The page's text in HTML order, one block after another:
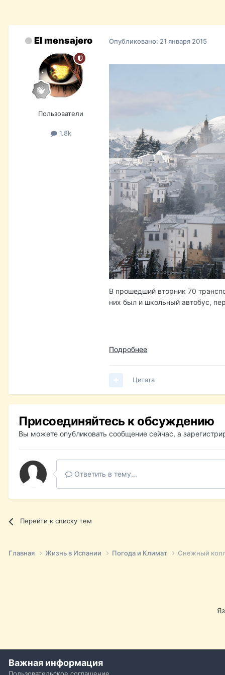
El mensajero
Пользователи
1.8k
Опубликовано: 21 января 2015
В прошедший вторник 70
них был и школьный автобус,
Подробнее
Цитата
Присоединяйтесь к обсуждению
Вы можете опубликовать сообщение сейчас, а
Ответить в тему...
Перейти к списку тем
Главная Жизнь в Испании Погода и Климат Снежный
Важная информация